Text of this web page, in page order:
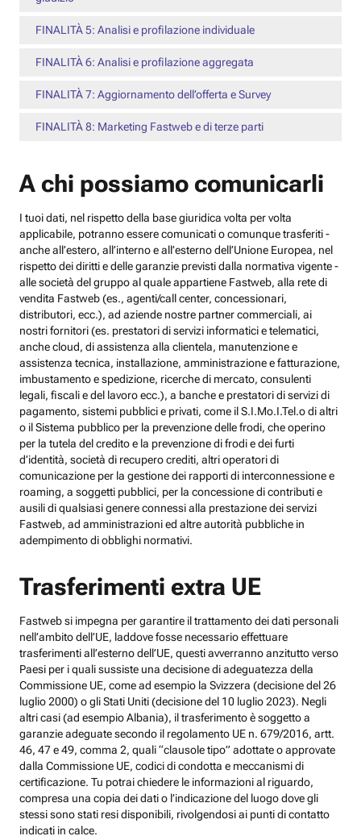
FINALITÀ 5: Analisi e profilazione individuale
FINALITÀ 6: Analisi e profilazione aggregata
FINALITÀ 7: Aggiornamento dell’offerta e Survey
FINALITÀ 8: Marketing Fastweb e di terze parti
A chi possiamo comunicarli
I tuoi dati, nel rispetto della base giuridica volta per volta
applicabile, potranno essere comunicati o comunque trasferiti -
anche all’estero, all’interno e all’esterno dell’Unione Europea, nel
rispetto dei diritti e delle garanzie previsti dalla normativa vigente -
alle società del gruppo al quale appartiene Fastweb, alla rete di
vendita Fastweb (es., agenti/call center, concessionari,
distributori, ecc.), ad aziende nostre partner commerciali, ai
nostri fornitori (es. prestatori di servizi informatici e telematici,
anche cloud, di assistenza alla clientela, manutenzione e
assistenza tecnica, installazione, amministrazione e fatturazione,
imbustamento e spedizione, ricerche di mercato, consulenti
legali, fiscali e del lavoro ecc.), a banche e prestatori di servizi di
pagamento, sistemi pubblici e privati, come il S.I.Mo.I.Tel.o di altri
o il Sistema pubblico per la prevenzione delle frodi, che operino
per la tutela del credito e la prevenzione di frodi e dei furti
d’identità, società di recupero crediti, altri operatori di
comunicazione per la gestione dei rapporti di interconnessione e
roaming, a soggetti pubblici, per la concessione di contributi e
ausili di qualsiasi genere connessi alla prestazione dei servizi
Fastweb, ad amministrazioni ed altre autorità pubbliche in
adempimento di obblighi normativi.
Trasferimenti extra UE
Fastweb si impegna per garantire il trattamento dei dati personali
nell’ambito dell’UE, laddove fosse necessario effettuare
trasferimenti all’esterno dell’UE, questi avverranno anzitutto verso
Paesi per i quali sussiste una decisione di adeguatezza della
Commissione UE, come ad esempio la Svizzera (decisione del 26
luglio 2000) o gli Stati Uniti (decisione del 10 luglio 2023). Negli
altri casi (ad esempio Albania), il trasferimento è soggetto a
garanzie adeguate secondo il regolamento UE n. 679/2016, artt.
46, 47 e 49, comma 2, quali “clausole tipo” adottate o approvate
dalla Commissione UE, codici di condotta e meccanismi di
certificazione. Tu potrai chiedere le informazioni al riguardo,
compresa una copia dei dati o l’indicazione del luogo dove gli
stessi sono stati resi disponibili, rivolgendosi ai punti di contatto
indicati in calce.